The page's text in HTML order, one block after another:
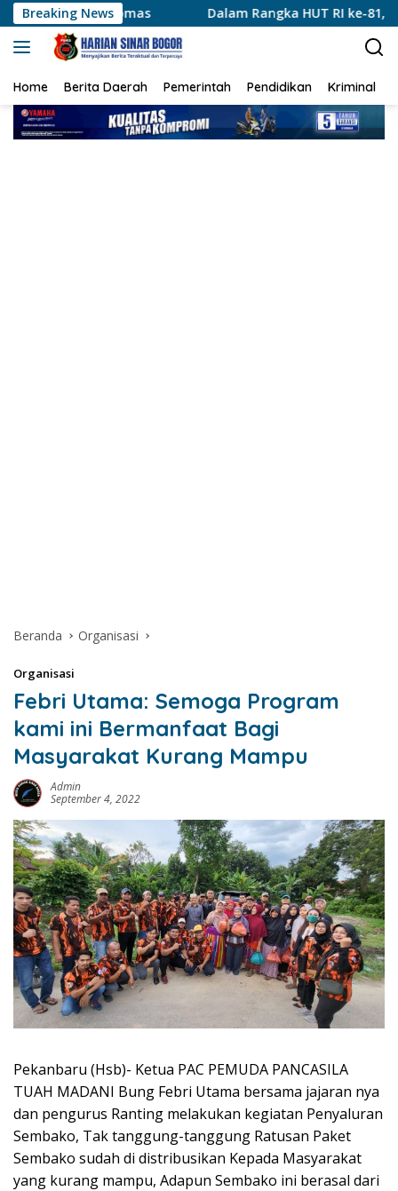
Langsung
ke
konten
Breaking NewsDalam Rangka HUT RI ke-81, XCI Lancang Kuning
Home Berita Daerah Pemerintah Pendidikan Kriminal
Beranda Organisasi
Organisasi
Febri Utama: Semoga Program
kami ini Bermanfaat Bagi
Masyarakat Kurang Mampu
Admin
September 4, 2022
Pekanbaru (Hsb)- Ketua PAC PEMUDA PANCASILA
TUAH MADANI Bung Febri Utama bersama jajaran nya
dan pengurus Ranting melakukan kegiatan Penyaluran
Sembako, Tak tanggung-tanggung Ratusan Paket
Sembako sudah di distribusikan Kepada Masyarakat
yang kurang mampu, Adapun Sembako ini berasal dari